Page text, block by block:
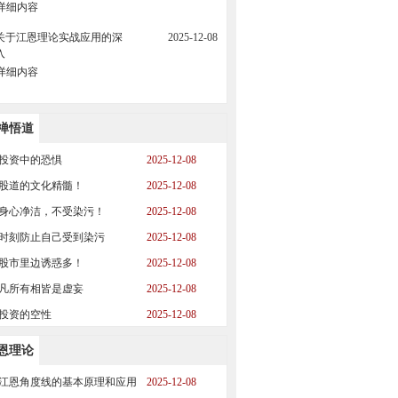
细内容
2025-12-08
于江恩理论实战应用的深
细内容
悟道
2025-12-08
资中的恐惧
2025-12-08
道的文化精髓！
2025-12-08
心净洁，不受染污！
2025-12-08
刻防止自己受到染污
2025-12-08
市里边诱惑多！
2025-12-08
所有相皆是虚妄
2025-12-08
资的空性
理论
2025-12-08
恩角度线的基本原理和应用